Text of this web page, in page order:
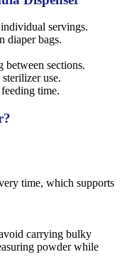
servings.
diaper bags.
sections.
use.
time.
time, which supports
carrying bulky
powder while